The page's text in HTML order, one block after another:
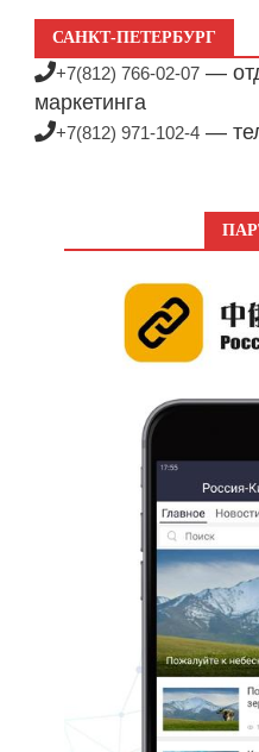
САНКТ-ПЕТЕРБУРГ
+7(812) 766-02-07 —
маркетинга
+7(812) 971-102-4 —